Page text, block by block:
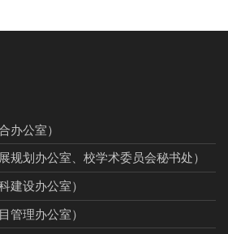
办公室）
规划办公室、校学术委员会秘书处）
建设办公室）
管理办公室）